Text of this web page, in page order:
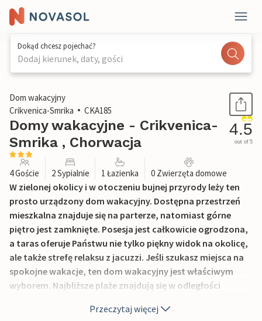
Dokąd chcesz pojechać?
Dodaj kierunek, daty, gości
1 / 35
Dom wakacyjny
Crikvenica-Smrika
CKA185
Domy wakacyjne - Crikvenica-
Smrika , Chorwacja
4.5
out of 5
4 Goście 2 Sypialnie 1 Łazienka 0 Zwierzęta domowe
W zielonej okolicy i w otoczeniu bujnej przyrody leży ten
prosto urządzony dom wakacyjny. Dostępna przestrzeń
mieszkalna znajduje się na parterze, natomiast górne
piętro jest zamknięte. Posesja jest całkowicie ogrodzona,
a taras oferuje Państwu nie tylko piękny widok na okolicę,
ale także strefę relaksu z jacuzzi. Jeśli szukasz miejsca na
spokojne wakacje, ten dom wakacyjny jest właściwym
wyborem. Najbliższe plaże znajdują się w odległości
miasto portowe Crikvenica i wyspę Krk, gdzie znajdują się
Przeczytaj więcej